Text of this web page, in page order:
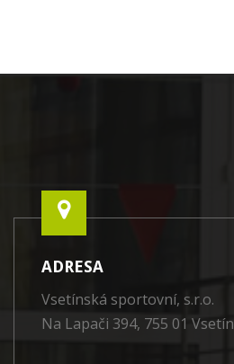
ADRESA
Vsetínská sportovní, s.r.o.
Na Lapači 394, 755 01 Vsetín